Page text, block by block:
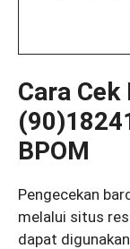
Cara Cek
BPOM
Pengecekan
melalui situs
dapat